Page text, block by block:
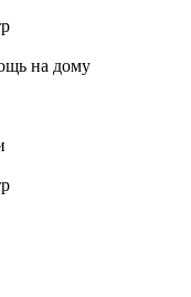
на дому